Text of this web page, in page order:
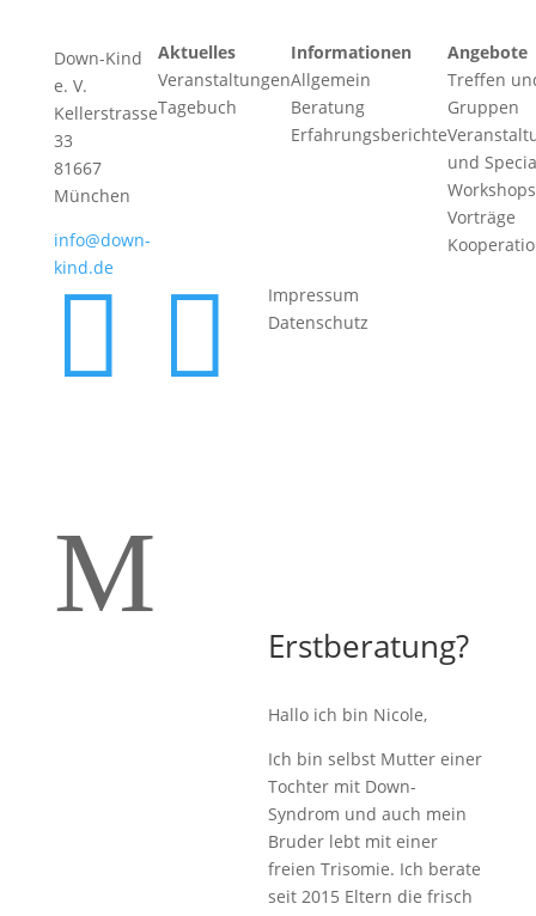
Down-Kind
e. V.
Kellerstrasse
33
81667
München
info@down-
kind.de
Aktuelles
Veranstaltungen
Tagebuch
Informationen
Allgemein
Beratung
Erfahrungsberichte
Angebote
Treffen
Gruppen
und
Vorträge
 
Impressum
Datenschutz
M
Erstberatung?
Hallo ich bin Nicole,
Ich bin selbst Mutter einer
Tochter mit Down-
Syndrom und auch mein
Bruder lebt mit einer
freien Trisomie. Ich berate
seit 2015 Eltern die frisch